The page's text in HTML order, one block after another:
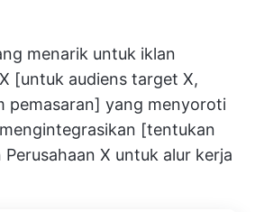
menarik untuk iklan
[untuk audiens target X,
pemasaran] yang menyoroti
[tentukan
X untuk alur kerja